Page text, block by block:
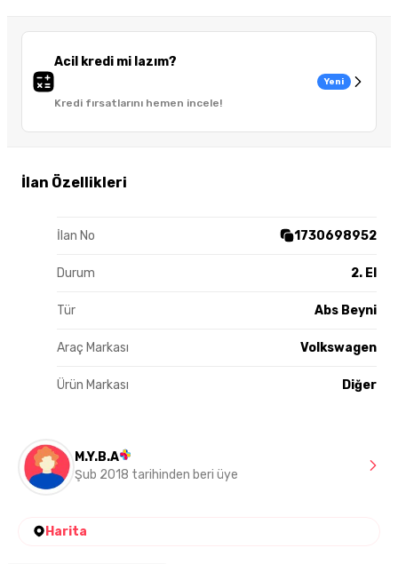
Acil kredi mi lazım?
Kredi fırsatlarını hemen incele!
Yeni
İlan Özellikleri
İlan No 1730698952
Durum 2. El
Tür Abs Beyni
Araç Markası Volkswagen
Ürün Markası Diğer
M.Y.B.A
Şub 2018 tarihinden beri üye
Harita